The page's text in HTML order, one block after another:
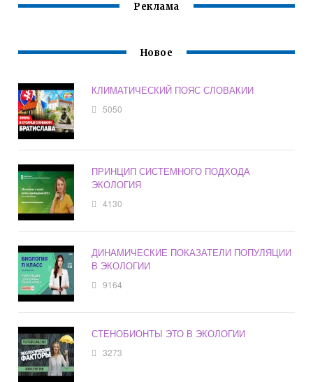
ЭКОЛОГИЯ
Реклама
Новое
КЛИМАТИЧЕСКИЙ ПОЯС СЛОВАКИИ
5050
ПРИНЦИП СИСТЕМНОГО ПОДХОДА
ЭКОЛОГИЯ
4130
ДИНАМИЧЕСКИЕ ПОКАЗАТЕЛИ ПОПУЛЯЦИИ
В ЭКОЛОГИИ
9164
СТЕНОБИОНТЫ ЭТО В ЭКОЛОГИИ
3273